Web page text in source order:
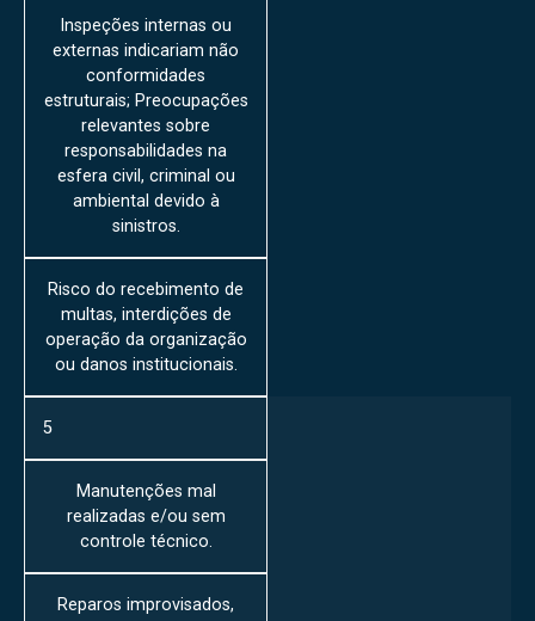
Inspeções internas ou
externas indicariam não
conformidades
estruturais; Preocupações
relevantes sobre
responsabilidades na
esfera civil, criminal ou
ambiental devido à
sinistros.
Risco do recebimento de
multas, interdições de
operação da organização
ou danos institucionais.
5
Manutenções mal
realizadas e/ou sem
controle técnico.
Reparos improvisados,